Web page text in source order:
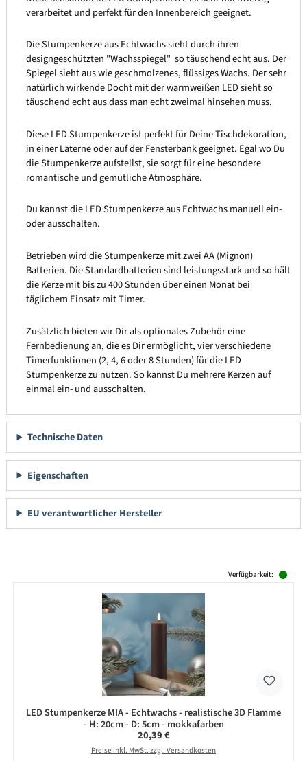
verarbeitet und perfekt für den Innenbereich geeignet.
Die Stumpenkerze aus Echtwachs sieht durch ihren
designgeschützten "Wachsspiegel" so täuschend echt aus. Der
Spiegel sieht aus wie geschmolzenes, flüssiges Wachs. Der sehr
natürlich wirkende Docht mit der warmweißen LED sieht so
täuschend echt aus dass man echt zweimal hinsehen muss.
Diese LED Stumpenkerze ist perfekt für Deine Tischdekoration,
in einer Laterne oder auf der Fensterbank geeignet. Egal wo Du
die Stumpenkerze aufstellst, sie sorgt für eine besondere
romantische und gemütliche Atmosphäre.
Du kannst die LED Stumpenkerze aus Echtwachs manuell ein-
oder ausschalten.
Betrieben wird die Stumpenkerze mit zwei AA (Mignon)
Batterien. Die Standardbatterien sind leistungsstark und so hält
die Kerze mit bis zu 400 Stunden über einen Monat bei
täglichem Einsatz mit Timer.
Zusätzlich bieten wir Dir als optionales Zubehör eine
Fernbedienung an, die es Dir ermöglicht, vier verschiedene
Timerfunktionen (2, 4, 6 oder 8 Stunden) für die LED
Stumpenkerze zu nutzen. So kannst Du mehrere Kerzen auf
einmal ein- und ausschalten.
Technische Daten
Eigenschaften
EU verantwortlicher Hersteller
Verfügbarkeit:
LED Stumpenkerze MIA - Echtwachs - realistische 3D Flamme
- H: 20cm - D: 5cm - mokkafarben
Regulärer Preis:
20,39 €
Preise inkl. MwSt. zzgl. Versandkosten